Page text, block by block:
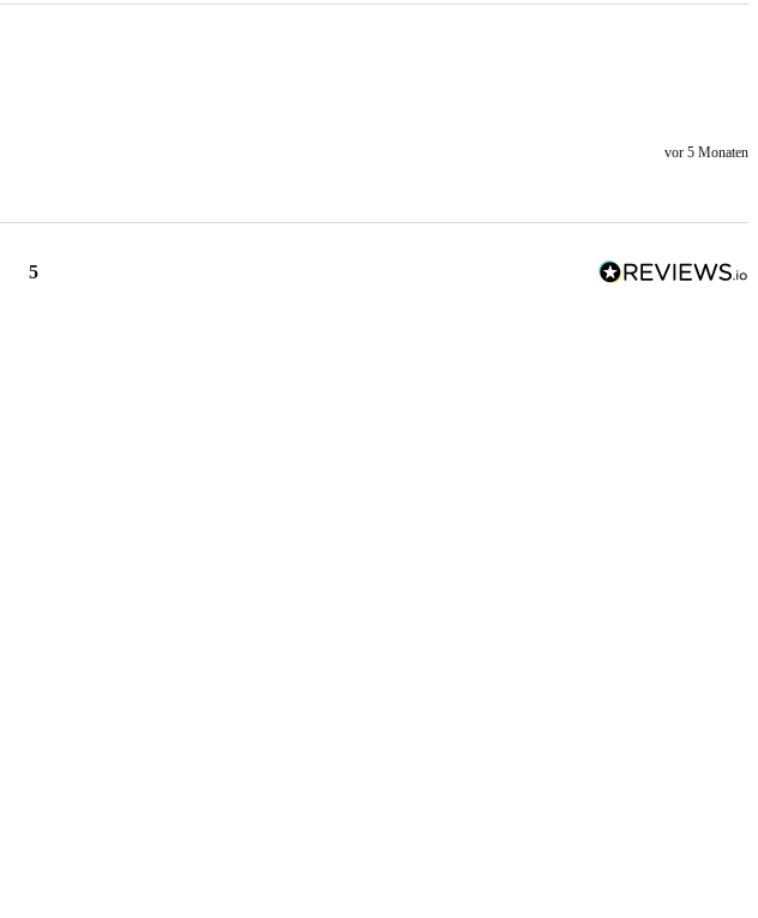
vor 5 Monaten
5